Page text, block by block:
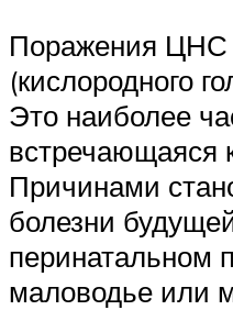
Поражения ЦНС
(кислородного
Это наиболее
встречающаяся
Причинами
болезни
перинатальном
маловодье или